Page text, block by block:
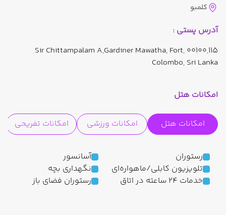
کلمبو
آدرس پستی :
115,Sir Chittampalam A,Gardiner Mawatha, Fort, 00100
Colombo, Sri Lanka
امکانات هتل
امکانات هتل امکانات ورزشی امکانات تفریحی
رستوران
تلویزیون کابلی/ماهواره‌ای
خدمات 24 ساعته در اتاق
آسانسور
نگهداری بچه
رستوران فضای باز